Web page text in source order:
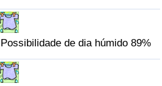
Possibilidade de dia húmido 89%